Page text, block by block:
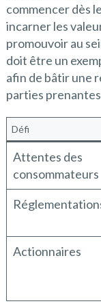
commencer dès
incarner les
promouvoir au
doit être un
afin de bâtir une
parties
Défi
Attentes des
consommateurs
Actionnaires